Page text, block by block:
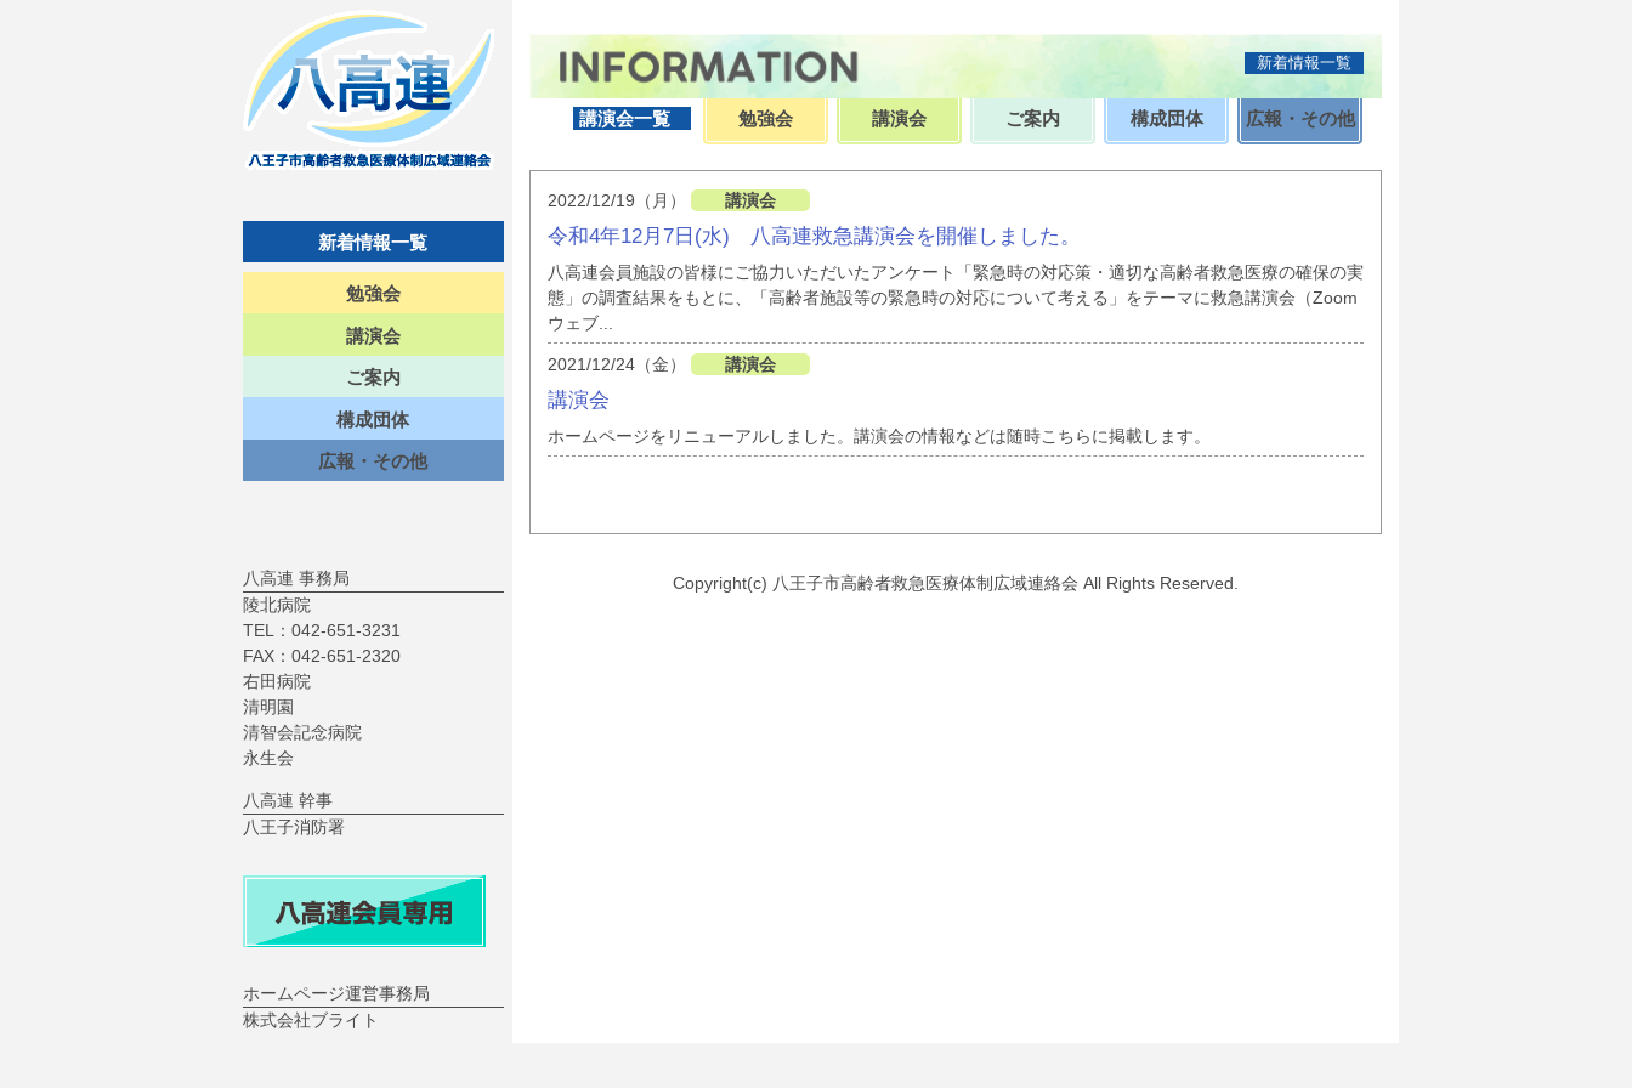
新着情報一覧
勉強会
講演会
ご案内
構成団体
広報・その他
八高連 事務局
陵北病院
TEL：042-651-3231
FAX：042-651-2320
右田病院
清明園
清智会記念病院
永生会
八高連 幹事
八王子消防署
ホームページ運営事務局
株式会社ブライト
新着情報一覧
講演会一覧 勉強会 講演会 ご案内 構成団体 広報・その他
2022/12/19（月） 講演会
令和4年12月7日(水) 八高連救急講演会を開催しました。
八高連会員施設の皆様にご協力いただいたアンケート「緊急時の対応策・適切な高齢者救急医療の確保の実
態」の調査結果をもとに、「高齢者施設等の緊急時の対応について考える」をテーマに救急講演会（Zoom
ウェブ...
2021/12/24（金） 講演会
講演会
ホームページをリニューアルしました。講演会の情報などは随時こちらに掲載します。
Copyright(c) 八王子市高齢者救急医療体制広域連絡会 All Rights Reserved.